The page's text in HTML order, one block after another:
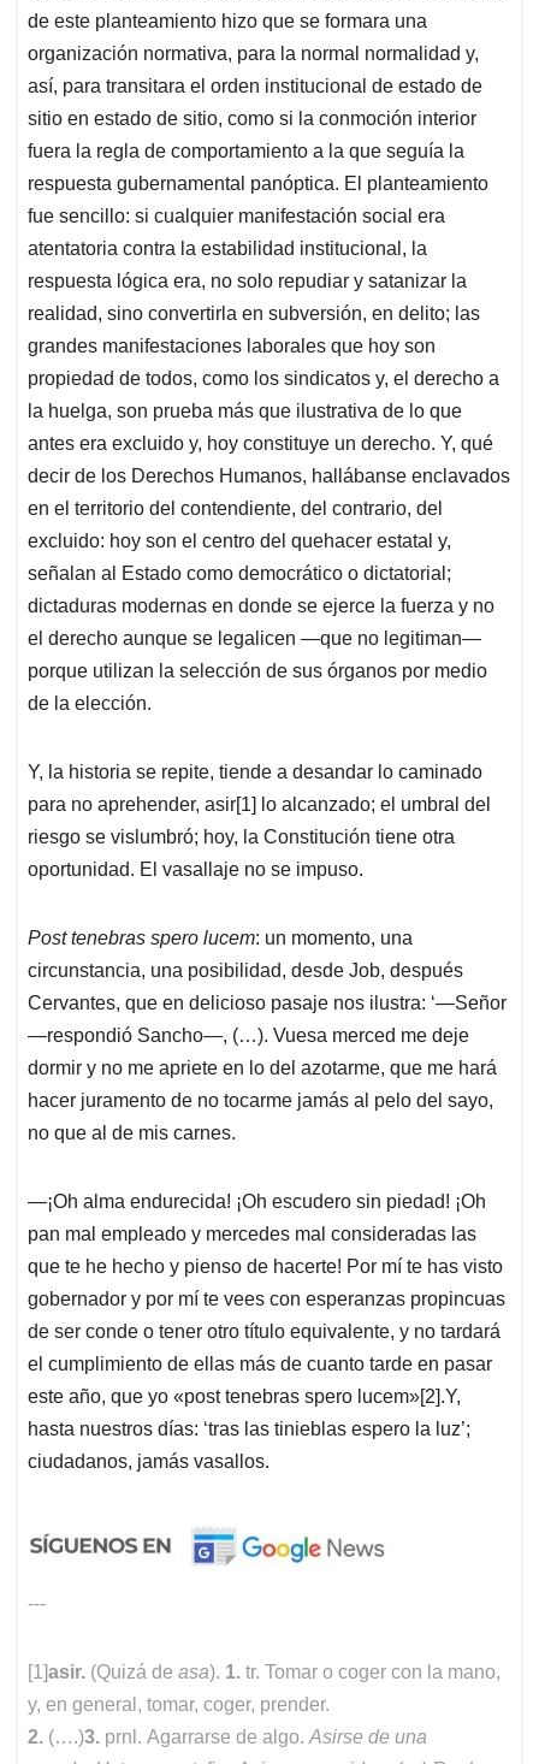
de este planteamiento hizo que se formara una
organización normativa, para la normal normalidad y,
así, para transitara el orden institucional de estado de
sitio en estado de sitio, como si la conmoción interior
fuera la regla de comportamiento a la que seguía la
respuesta gubernamental panóptica. El planteamiento
fue sencillo: si cualquier manifestación social era
atentatoria contra la estabilidad institucional, la
respuesta lógica era, no solo repudiar y satanizar la
realidad, sino convertirla en subversión, en delito; las
grandes manifestaciones laborales que hoy son
propiedad de todos, como los sindicatos y, el derecho a
la huelga, son prueba más que ilustrativa de lo que
antes era excluido y, hoy constituye un derecho. Y, qué
decir de los Derechos Humanos, hallábanse enclavados
en el territorio del contendiente, del contrario, del
excluido: hoy son el centro del quehacer estatal y,
señalan al Estado como democrático o dictatorial;
dictaduras modernas en donde se ejerce la fuerza y no
el derecho aunque se legalicen —que no legitiman—
porque utilizan la selección de sus órganos por medio
de la elección.
Y, la historia se repite, tiende a desandar lo caminado
para no aprehender, asir[1] lo alcanzado; el umbral del
riesgo se vislumbró; hoy, la Constitución tiene otra
oportunidad. El vasallaje no se impuso.
Post tenebras spero lucem: un momento, una
circunstancia, una posibilidad, desde Job, después
Cervantes, que en delicioso pasaje nos ilustra: ‘—Señor
—respondió Sancho—, (…). Vuesa merced me deje
dormir y no me apriete en lo del azotarme, que me hará
hacer juramento de no tocarme jamás al pelo del sayo,
no que al de mis carnes.
—¡Oh alma endurecida! ¡Oh escudero sin piedad! ¡Oh
pan mal empleado y mercedes mal consideradas las
que te he hecho y pienso de hacerte! Por mí te has visto
gobernador y por mí te vees con esperanzas propincuas
de ser conde o tener otro título equivalente, y no tardará
el cumplimiento de ellas más de cuanto tarde en pasar
este año, que yo «post tenebras spero lucem»[2].Y,
hasta nuestros días: ‘tras las tinieblas espero la luz’;
ciudadanos, jamás vasallos.
---
[1]asir. (Quizá de asa). 1. tr. Tomar o coger con la mano,
y, en general, tomar, coger, prender.
2. (….)3. prnl. Agarrarse de algo. Asirse de una